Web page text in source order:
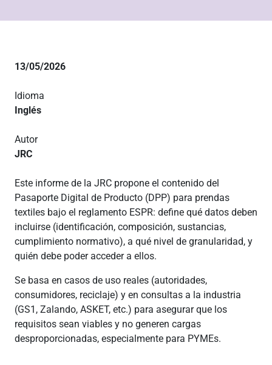
13/05/2026
Idioma
Inglés
Autor
JRC
Este informe de la JRC propone el contenido del
Pasaporte Digital de Producto (DPP) para prendas
textiles bajo el reglamento ESPR: define qué datos deben
incluirse (identificación, composición, sustancias,
cumplimiento normativo), a qué nivel de granularidad, y
quién debe poder acceder a ellos.
Se basa en casos de uso reales (autoridades,
consumidores, reciclaje) y en consultas a la industria
(GS1, Zalando, ASKET, etc.) para asegurar que los
requisitos sean viables y no generen cargas
desproporcionadas, especialmente para PYMEs.